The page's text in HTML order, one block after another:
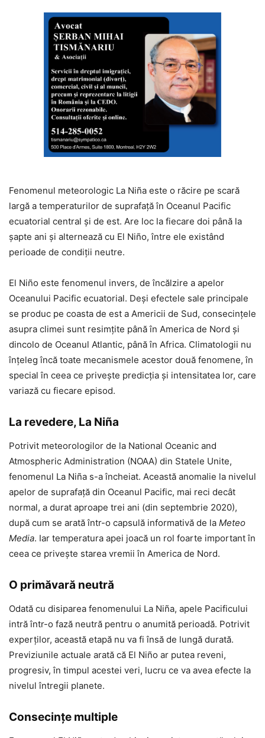
Fenomenul meteorologic La Niña este o răcire pe scară
largă a temperaturilor de suprafață în Oceanul Pacific
ecuatorial central și de est. Are loc la fiecare doi până la
șapte ani și alternează cu El Niño, între ele existând
perioade de condiții neutre.
El Niño este fenomenul invers, de încălzire a apelor
Oceanului Pacific ecuatorial. Deși efectele sale principale
se produc pe coasta de est a Americii de Sud, consecințele
asupra climei sunt resimțite până în America de Nord și
dincolo de Oceanul Atlantic, până în Africa. Climatologii nu
înțeleg încă toate mecanismele acestor două fenomene, în
special în ceea ce privește predicția și intensitatea lor, care
variază cu fiecare episod.
La revedere, La Niña
Potrivit meteorologilor de la National Oceanic and
Atmospheric Administration (NOAA) din Statele Unite,
fenomenul La Niña s-a încheiat. Această anomalie la nivelul
apelor de suprafață din Oceanul Pacific, mai reci decât
normal, a durat aproape trei ani (din septembrie 2020),
după cum se arată într-o capsulă informativă de la Meteo
Media. Iar temperatura apei joacă un rol foarte important în
ceea ce privește starea vremii în America de Nord.
O primăvară neutră
Odată cu disiparea fenomenului La Niña, apele Pacificului
intră într-o fază neutră pentru o anumită perioadă. Potrivit
experților, această etapă nu va fi însă de lungă durată.
Previziunile actuale arată că El Niño ar putea reveni,
progresiv, în timpul acestei veri, lucru ce va avea efecte la
nivelul întregii planete.
Consecințe multiple